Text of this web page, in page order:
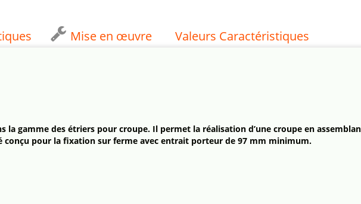
Mise en œuvre Valeurs Caractéristiques
la gamme des étriers pour croupe. Il permet la réalisation d’une croupe en
conçu pour la fixation sur ferme avec entrait porteur de 97 mm minimum.